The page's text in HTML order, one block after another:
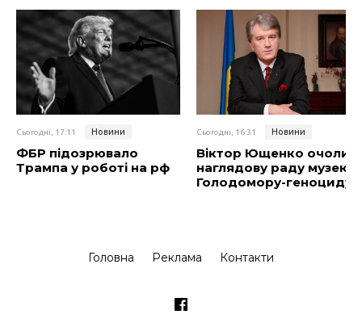
Сьогодні, 17:11 Новини
ФБР підозрювало
Трампа у роботі на рф
Сьогодні, 16:31 Новини
Віктор Ющенко очолив
наглядову раду музею
Голодомору-геноциду
Головна Реклама Контакти